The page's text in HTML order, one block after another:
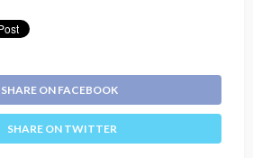
SHARE ON FACEBOOK
SHARE ON TWITTER